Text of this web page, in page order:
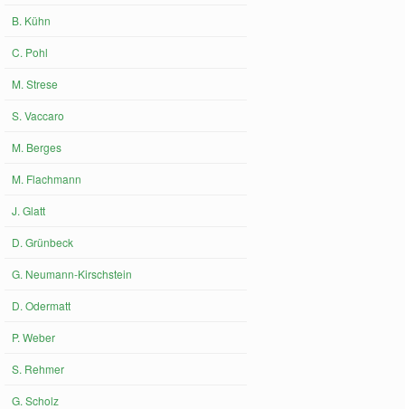
B. Kühn
C. Pohl
M. Strese
S. Vaccaro
M. Berges
M. Flachmann
J. Glatt
D. Grünbeck
G. Neumann-Kirschstein
D. Odermatt
P. Weber
S. Rehmer
G. Scholz